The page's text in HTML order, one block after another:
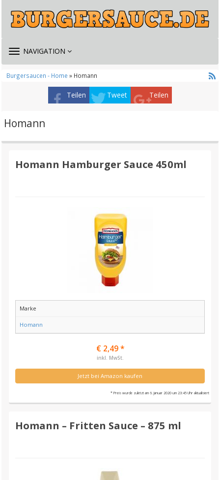
TOGGLE
NAVIGATION
Burgersaucen - Home » Homann
Teilen Tweet Teilen
Homann
Homann Hamburger Sauce 450ml
Marke
Homann
€ 2,49 *
inkl. MwSt.
Jetzt bei Amazon kaufen
* Preis wurde zuletzt am 6. Januar 2020 um 23:45 Uhr aktualisiert
Homann – Fritten Sauce – 875 ml